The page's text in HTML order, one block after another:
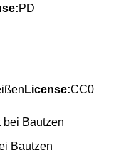
PD
License:CC0
Bautzen